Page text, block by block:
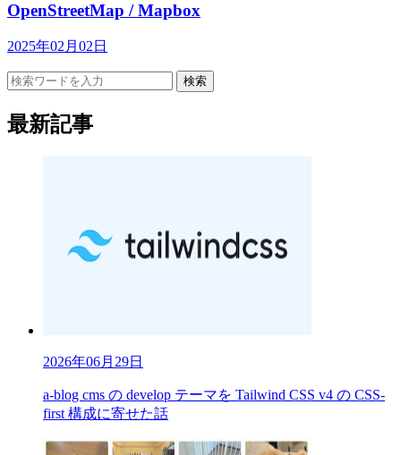
OpenStreetMap / Mapbox
2025年02月02日
検索
最新記事
2026年06月29日
a-blog cms の develop テーマを Tailwind CSS v4 の CSS-
first 構成に寄せた話